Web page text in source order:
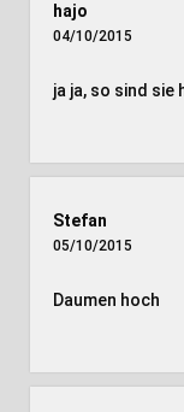
hajo
04/10/2015
ja ja, so sind
Stefan
05/10/2015
Daumen hoch